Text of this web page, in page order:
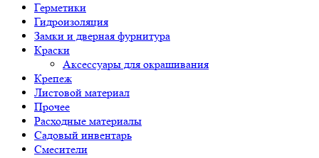
Герметики
Гидроизоляция
Замки и дверная фурнитура
Краски
Аксессуары для окрашивания
Крепеж
Листовой материал
Прочее
Расходные материалы
Садовый инвентарь
Смесители